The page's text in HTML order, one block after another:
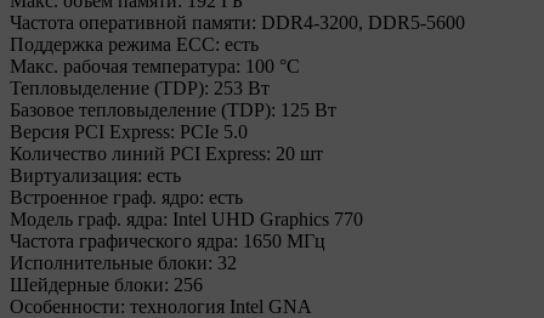
Частота оперативной памяти: DDR4-3200, DDR5-5600
Поддержка режима ECC: есть
Макс. рабочая температура: 100 °C
Тепловыделение (TDP): 253 Вт
Базовое тепловыделение (TDP): 125 Вт
Версия PCI Express: PCIe 5.0
Количество линий PCI Express: 20 шт
Виртуализация: есть
Встроенное граф. ядро: есть
Модель граф. ядра: Intel UHD Graphics 770
Частота графического ядра: 1650 МГц
Исполнительные блоки: 32
Шейдерные блоки: 256
Особенности: технология Intel GNA